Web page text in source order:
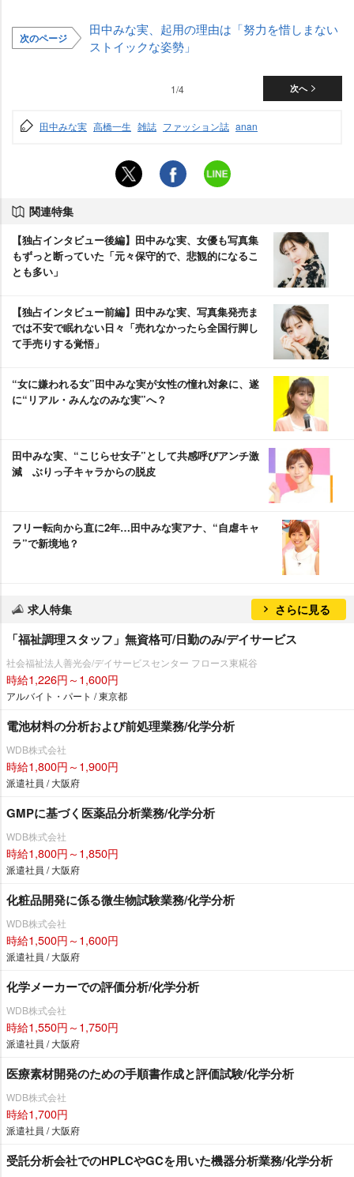
次のページ
田中みな実、起用の理由は「努力を惜しまない
ストイックな姿勢」
次へ
1/4
田中みな実 高橋一生 雑誌 ファッション誌 anan
関連特集
【独占インタビュー後編】田中みな実、女優も写真集
もずっと断っていた「元々保守的で、悲観的になるこ
とも多い」
【独占インタビュー前編】田中みな実、写真集発売ま
では不安で眠れない日々「売れなかったら全国行脚し
て手売りする覚悟」
“女に嫌われる女”田中みな実が女性の憧れ対象に、遂
に“リアル・みんなのみな実”へ？
田中みな実、“こじらせ女子”として共感呼びアンチ激
減 ぶりっ子キャラからの脱皮
フリー転向から直に2年…田中みな実アナ、“自虐キャ
ラ”で新境地？
求人特集 さらに見る
「福祉調理スタッフ」無資格可/日勤のみ/デイサービス
社会福祉法人善光会/デイサービスセンター フロース東糀谷
時給1,226円～1,600円
アルバイト・パート / 東京都
電池材料の分析および前処理業務/化学分析
WDB株式会社
時給1,800円～1,900円
派遣社員 / 大阪府
GMPに基づく医薬品分析業務/化学分析
WDB株式会社
時給1,800円～1,850円
派遣社員 / 大阪府
化粧品開発に係る微生物試験業務/化学分析
WDB株式会社
時給1,500円～1,600円
派遣社員 / 大阪府
化学メーカーでの評価分析/化学分析
WDB株式会社
時給1,550円～1,750円
派遣社員 / 大阪府
医療素材開発のための手順書作成と評価試験/化学分析
WDB株式会社
時給1,700円
派遣社員 / 大阪府
受託分析会社でのHPLCやGCを用いた機器分析業務/化学分析